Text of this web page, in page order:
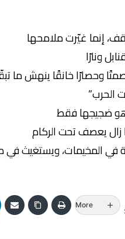
إنما غيّرت ملامحها
ونارًا
وحصارًا خانقًا ينهش ما
الحرب”
ضجيجها فقط
يعصف تحت الركام
المخيمات، ويستغيث في
More